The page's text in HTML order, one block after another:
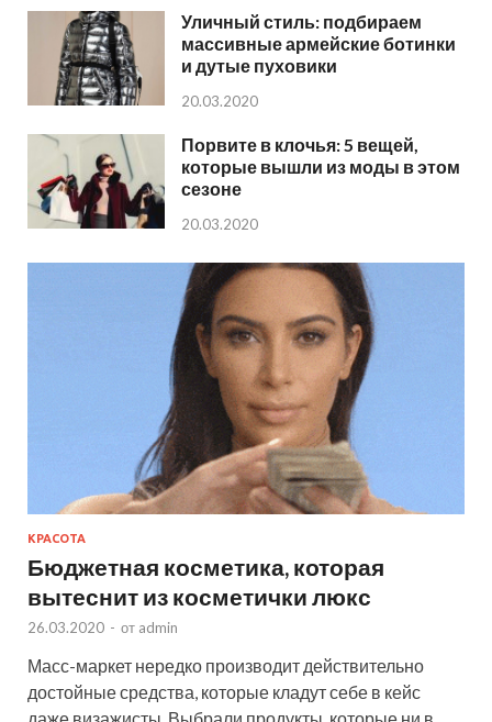
Уличный стиль: подбираем
массивные армейские ботинки
и дутые пуховики
20.03.2020
Порвите в клочья: 5 вещей,
которые вышли из моды в этом
сезоне
20.03.2020
КРАСОТА
Бюджетная косметика, которая
вытеснит из косметички люкс
26.03.2020 - от admin
Масс-маркет нередко производит действительно
достойные средства, которые кладут себе в кейс